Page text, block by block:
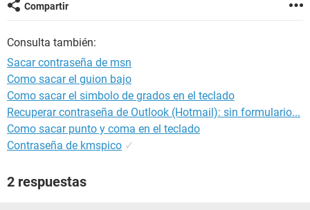
Compartir
Consulta también:
Sacar contraseña de msn
Como sacar el guion bajo
Como sacar el simbolo de grados en el teclado
Recuperar contraseña de Outlook (Hotmail): sin formulario...
Como sacar punto y coma en el teclado
Contraseña de kmspico ✓
2 respuestas